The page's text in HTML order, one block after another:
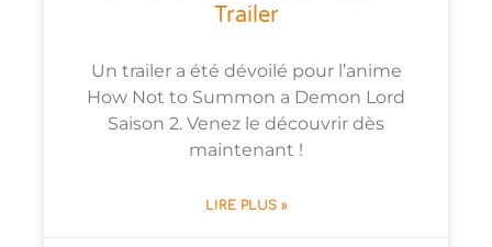
Trailer
Un trailer a été dévoilé pour l’anime
How Not to Summon a Demon Lord
Saison 2. Venez le découvrir dès
maintenant !
LIRE PLUS »